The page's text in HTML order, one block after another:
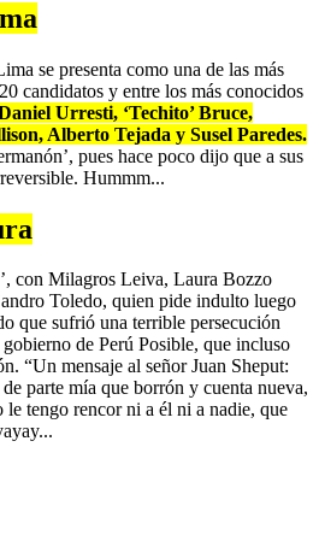
se presenta como una de las más
candidatos y entre los más conocidos
Urresti, ‘Techito’ Bruce,
Alberto Tejada y Susel Paredes.
pues hace poco dijo que a sus
Hummm...
con Milagros Leiva, Laura Bozzo
Toledo, quien pide indulto luego
que sufrió una terrible persecución
de Perú Posible, que incluso
“Un mensaje al señor Juan Sheput:
parte mía que borrón y cuenta nueva,
tengo rencor ni a él ni a nadie, que